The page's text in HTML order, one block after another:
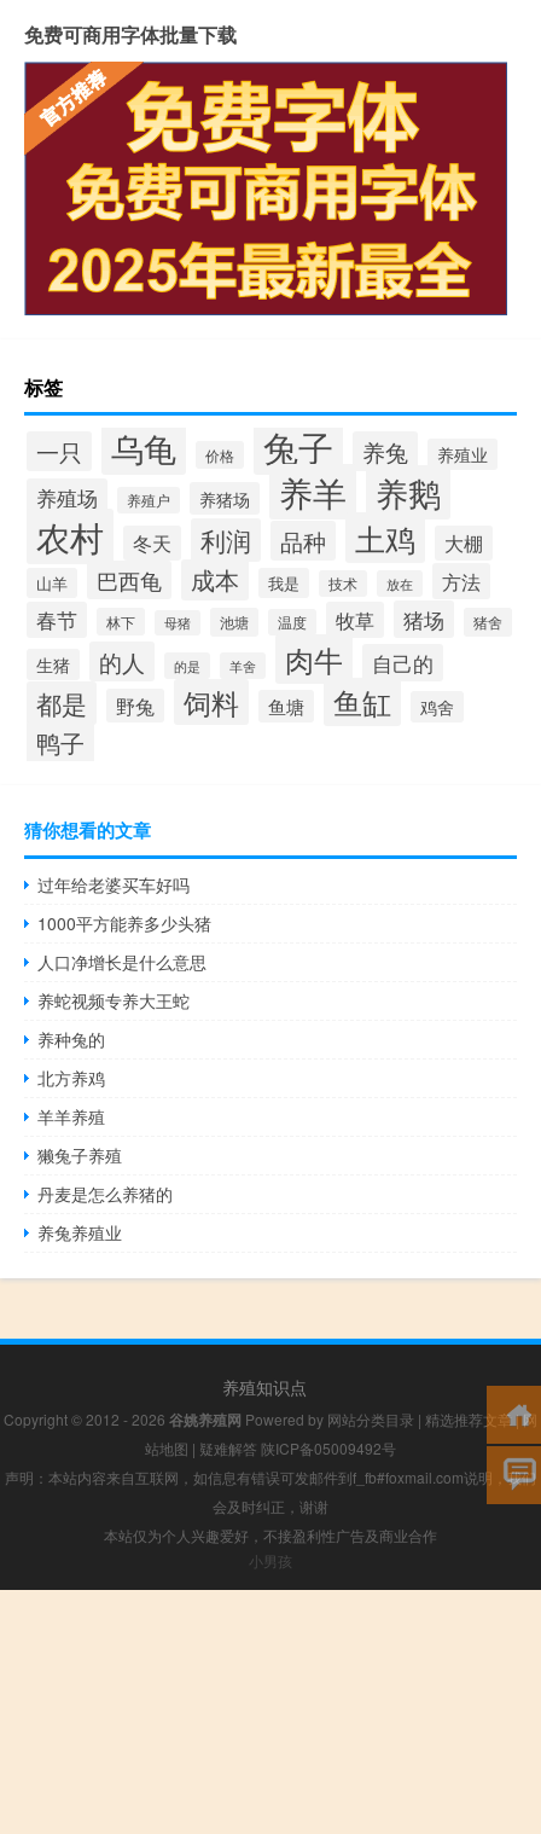
免费可商用字体批量下载
标签
一只 乌龟 价格 兔子 养兔 养殖业
养殖场 养殖户 养猪场 养羊 养鹅
农村 冬天 利润 品种 土鸡 大棚
山羊 巴西龟 成本 我是 技术 放在
方法
春节
林下 母猪 池塘 温度 牧草 猪场 猪舍
生猪 的人 的是 羊舍 肉牛 自己的
都是 野兔 饲料 鱼塘 鱼缸 鸡舍
鸭子
猜你想看的文章
过年给老婆买车好吗
1000平方能养多少头猪
人口净增长是什么意思
养蛇视频专养大王蛇
养种兔的
北方养鸡
羊羊养殖
獭兔子养殖
丹麦是怎么养猪的
养兔养殖业
养殖知识点
Copyright © 2012 - 2026 谷姚养殖网 Powered by 网站分类目录 | 精选推荐文章 |网
站地图 | 疑难解答 陕ICP备05009492号
声明：本站内容来自互联网，如信息有错误可发邮件到f_fb#foxmail.com说明，我们
会及时纠正，谢谢
本站仅为个人兴趣爱好，不接盈利性广告及商业合作
小男孩